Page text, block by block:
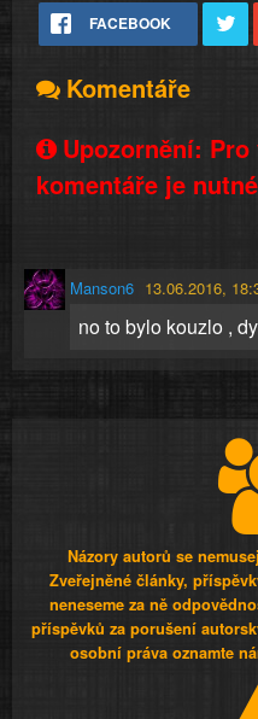
FACEBOOK
Komentáře
Upozornění:
komentáře je
Manson6 13.06.2016,
no to bylo kouzlo ,
Názory autorů se
Zveřejněné články,
neneseme za ně
příspěvků za porušení
osobní práva oznamte